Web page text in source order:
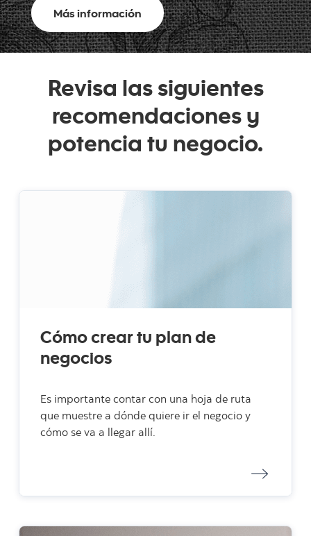
Más información
Revisa las siguientes
recomendaciones y
potencia tu negocio.
Cómo crear tu plan de
negocios
Es importante contar con una hoja de ruta
que muestre a dónde quiere ir el negocio y
cómo se va a llegar allí.